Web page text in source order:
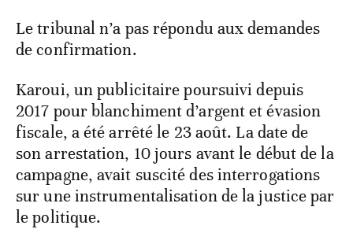
Le tribunal n’a pas répondu aux demandes
de confirmation.
Karoui, un publicitaire poursuivi depuis
2017 pour blanchiment d’argent et évasion
fiscale, a été arrêté le 23 août. La date de
son arrestation, 10 jours avant le début de la
campagne, avait suscité des interrogations
sur une instrumentalisation de la justice par
le politique.